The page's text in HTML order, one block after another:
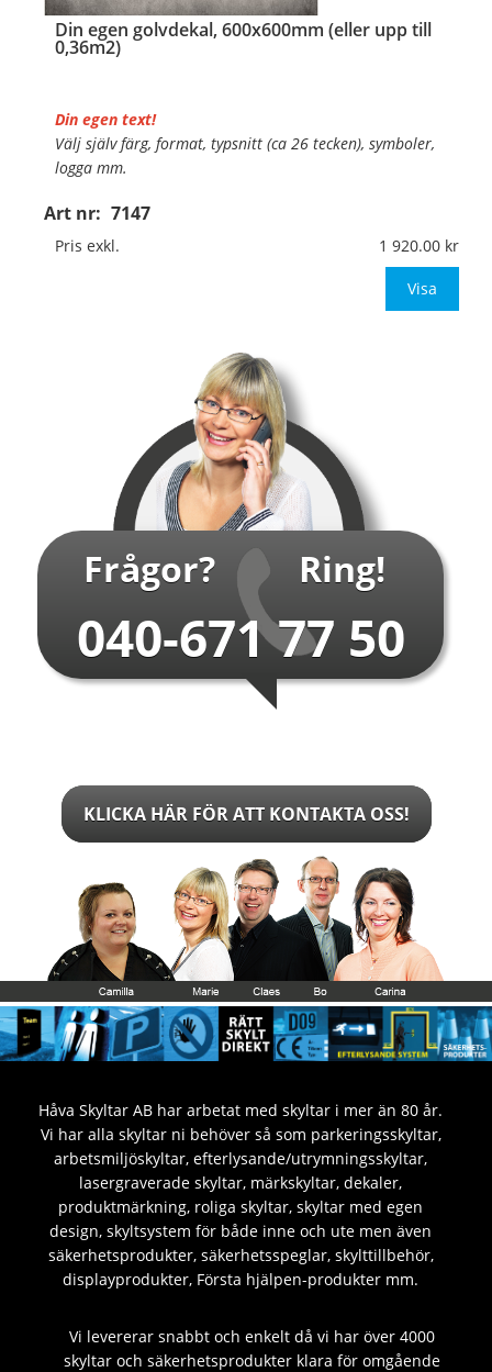
Din egen golvdekal, 600x600mm (eller upp till
0,36m2)
Art nr: 7147
Din egen text!
Välj själv färg, format, typsnitt (ca 26 tecken), symboler,
logga mm.
Material:Självhäftande, specialanpassat, halkfritt
material för golv
600x600mm (eller annat mått upp till 0,36m
Pris exkl. 1 920.00
Visa
Frågor? Ring!
040-671 77 50
KLICKA HÄR FÖR ATT KONTAKTA OSS!
Håva Skyltar AB har arbetat med skyltar i mer än 80 år.
Vi har alla skyltar ni behöver så som parkeringsskyltar,
arbetsmiljöskyltar, efterlysande/utrymningsskyltar,
lasergraverade skyltar, märkskyltar, dekaler,
produktmärkning, roliga skyltar, skyltar med egen
design, skyltsystem för både inne och ute men även
säkerhetsprodukter, säkerhetsspeglar, skylttillbehör,
displayprodukter, Första hjälpen-produkter mm.
Vi levererar snabbt och enkelt då vi har över 4000
skyltar och säkerhetsprodukter klara för omgående